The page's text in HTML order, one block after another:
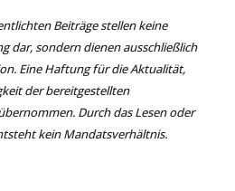
Beiträge stellen keine
dar, sondern dienen ausschließlich
Eine Haftung für die Aktualität,
der bereitgestellten
Durch das Lesen oder
kein Mandatsverhältnis.